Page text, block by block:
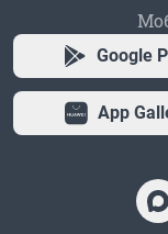
Google
App